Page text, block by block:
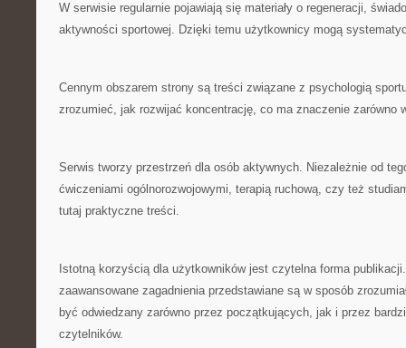
W serwisie regularnie pojawiają się materiały o regeneracji,
aktywności sportowej. Dzięki temu użytkownicy mogą
Cennym obszarem strony są treści związane z psychologią
zrozumieć, jak rozwijać koncentrację, co ma znaczenie zarówno
Serwis tworzy przestrzeń dla osób aktywnych. Niezależnie od
ćwiczeniami ogólnorozwojowymi, terapią ruchową, czy też
tutaj praktyczne treści.
Istotną korzyścią dla użytkowników jest czytelna forma
zaawansowane zagadnienia przedstawiane są w sposób
być odwiedzany zarówno przez początkujących, jak i przez
czytelników.